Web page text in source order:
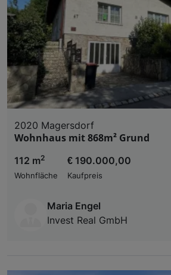
2020 Magersdorf
Wohnhaus mit 868m² Grund
112 m2
Wohnfläche
€ 190.000,00
Kaufpreis
Maria Engel
Invest Real GmbH